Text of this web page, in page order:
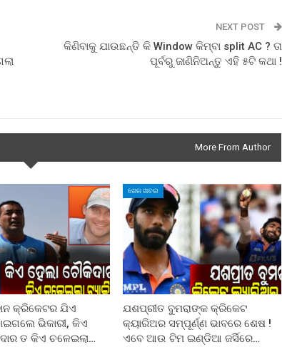
NEXT POST
କିଣିବାକୁ ଯାଉଛନ୍ତି କି Window କିମ୍ବା split AC ? ତା
ପୂର୍ବରୁ ଜାଣିନିଅନ୍ତୁ ଏହି ୫ଟି କଥା !
More From Author
କ୍ରିକେଟର ଯିଏ
ଭିକାରୀ, କିଏ
ତ କିଏ ଚଳେଇଲା…
ଖେଳ ଖବର
ଯଶପ୍ରୀତ ବୁମରାଙ୍କ କ୍ରିକେଟ
କ୍ୟାରିଅର ସମ୍ପୂର୍ଣ୍ଣ ଭାବରେ ଶେଷ !
ଏବେ ଆଉ ଟିମ ଇଣ୍ଡିଆ ଜର୍ସିରେ…